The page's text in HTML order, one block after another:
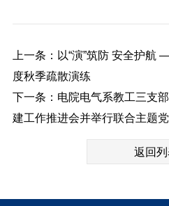
上一条：以“演”筑防 安全护
度秋季疏散演练
下一条：电院电气系教工三支
建工作推进会并举行联合主题
返回